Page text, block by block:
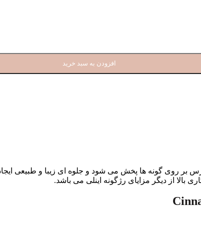
افزودن به سبد خرید
از دیگر مزایای رژگونه اینلی می باشد.